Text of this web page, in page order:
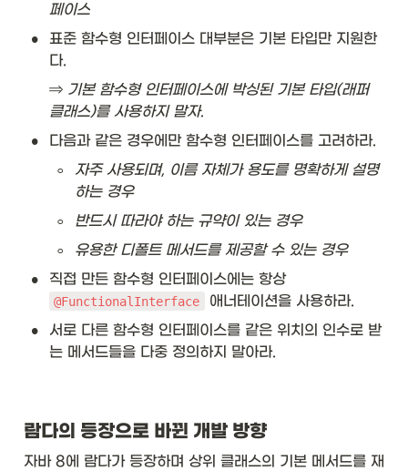
페이스
•
표준 함수형 인터페이스 대부분은 기본 타입만 지원한
다.
⇒ 기본 함수형 인터페이스에 박싱된 기본 타입(래퍼
클래스)를 사용하지 말자.
• 다음과 같은 경우에만 함수형 인터페이스를 고려하라.
◦
자주 사용되며, 이름 자체가 용도를 명확하게 설명
하는 경우
◦ 반드시 따라야 하는 규약이 있는 경우
◦ 유용한 디폴트 메서드를 제공할 수 있는 경우
• 직접 만든 함수형 인터페이스에는 항상
@FunctionalInterface 애너테이션을 사용하라.
•
서로 다른 함수형 인터페이스를 같은 위치의 인수로 받
는 메서드들을 다중 정의하지 말아라.
람다의 등장으로 바뀐 개발 방향
자바 8에 람다가 등장하며 상위 클래스의 기본 메서드를 재